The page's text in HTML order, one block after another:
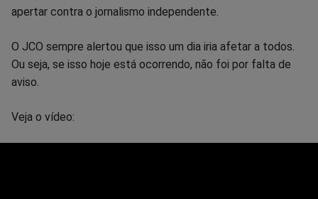
apertar contra o jornalismo independente.
O JCO sempre alertou que isso um dia iria afetar a todos.
Ou seja, se isso hoje está ocorrendo, não foi por falta de
aviso.
Veja o vídeo: